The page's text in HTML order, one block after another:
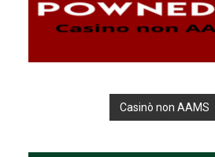
Casinò non AAMS